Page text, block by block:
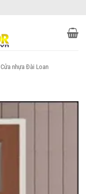
Cửa nhựa Đài Loan